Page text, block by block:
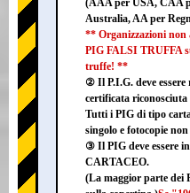
(AAA per USA, CAA
Australia, AA per
** Organizzazioni non
PIG FALSI TRUFFA
truffe! **
② Il P.I.G. deve
certificata
Tutti i PIG di tipo
singolo e fotocopie
③ Il PIG deve essere
CARTACEO.
(La maggior parte